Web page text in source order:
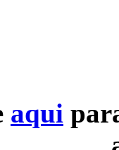
aqui